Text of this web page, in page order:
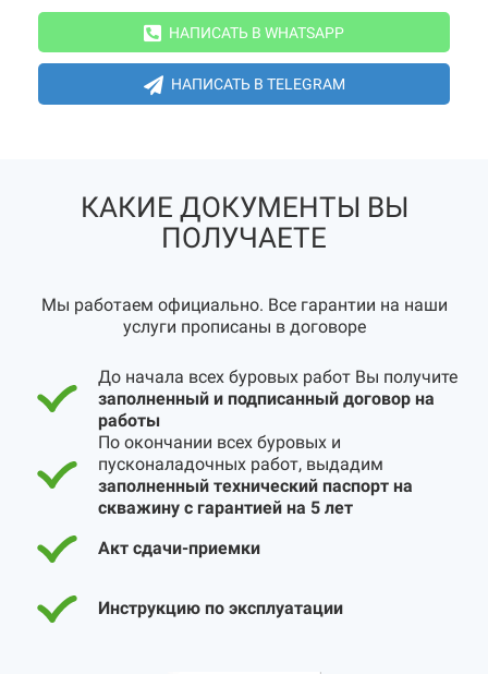
НАПИСАТЬ В WHATSAPP
НАПИСАТЬ В TELEGRAM
КАКИЕ ДОКУМЕНТЫ ВЫ
ПОЛУЧАЕТЕ
Мы работаем официально. Все гарантии на наши
услуги прописаны в договоре
До начала всех буровых работ Вы получите
заполненный и подписанный договор на
работы
По окончании всех буровых и
пусконаладочных работ, выдадим
заполненный технический паспорт на
скважину с гарантией на 5 лет
Акт сдачи-приемки
Инструкцию по эксплуатации